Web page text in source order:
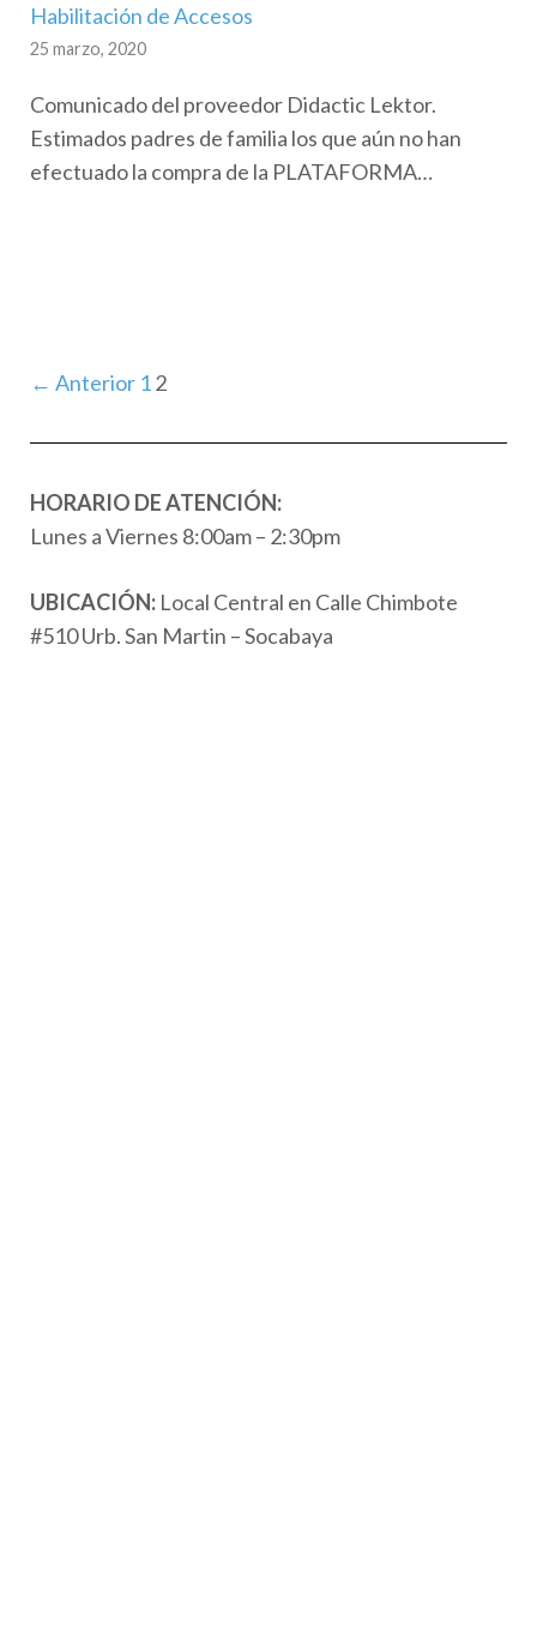
Habilitación de Accesos
25 marzo, 2020
Comunicado del proveedor Didactic Lektor.
Estimados padres de familia los que aún no han
efectuado la compra de la PLATAFORMA…
← Anterior 12
HORARIO DE ATENCIÓN:
Lunes a Viernes 8:00am – 2:30pm
UBICACIÓN: Local Central en Calle Chimbote
#510 Urb. San Martin – Socabaya